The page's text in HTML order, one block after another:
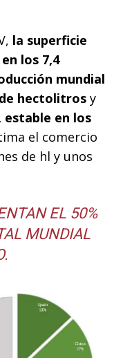
la superficie
los 7,4
mundial
hectolitros y
estable en los
el comercio
de hl y unos
EL 50%
MUNDIAL